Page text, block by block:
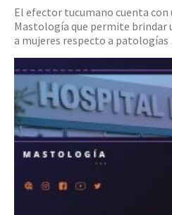
El efector tucumano cuenta con
Mastología que permite brindar
a mujeres respecto a